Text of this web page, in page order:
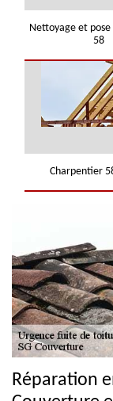
Nettoyage et
58
Charpentier
Réparation